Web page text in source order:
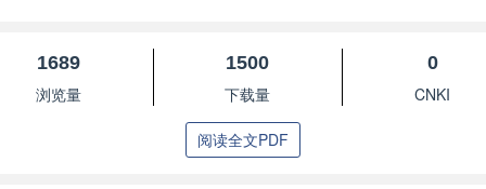
1689
浏览量
1500
下载量
0
CNKI
阅读全文PDF